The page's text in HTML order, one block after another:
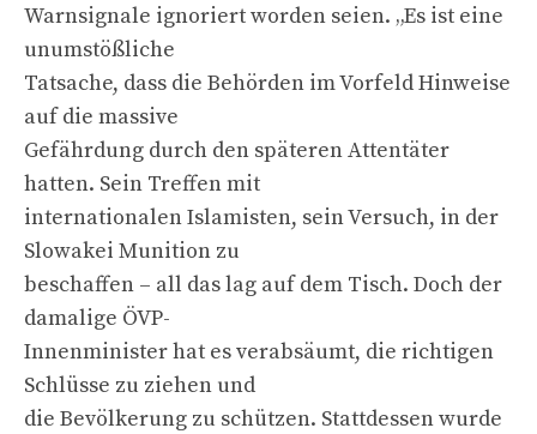
Warnsignale ignoriert worden seien. „Es ist eine
unumstößliche
Tatsache, dass die Behörden im Vorfeld Hinweise
auf die massive
Gefährdung durch den späteren Attentäter
hatten. Sein Treffen mit
internationalen Islamisten, sein Versuch, in der
Slowakei Munition zu
beschaffen – all das lag auf dem Tisch. Doch der
damalige ÖVP-
Innenminister hat es verabsäumt, die richtigen
Schlüsse zu ziehen und
die Bevölkerung zu schützen. Stattdessen wurde